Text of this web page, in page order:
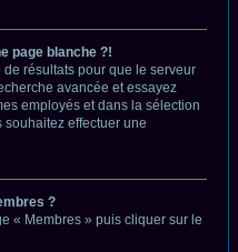
page blanche ?!
résultats pour que le serveur
avancée et essayez
employés et dans la sélection
effectuer une
?
« Membres » puis cliquer sur le